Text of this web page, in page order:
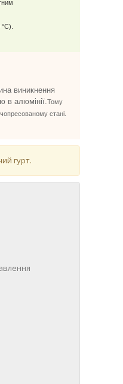
виникнення
в алюмінії. Тому
стані.
гурт.